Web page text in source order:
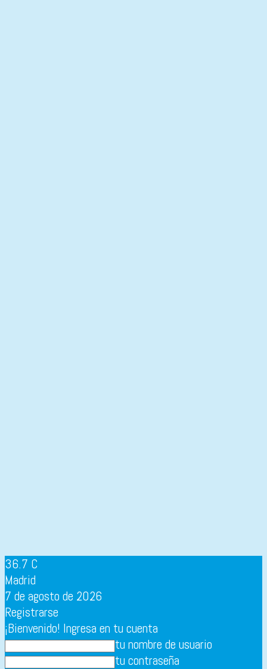
36.7 C
Madrid
7 de agosto de 2026
Registrarse
¡Bienvenido! Ingresa en tu cuenta
tu nombre de usuario
tu contraseña